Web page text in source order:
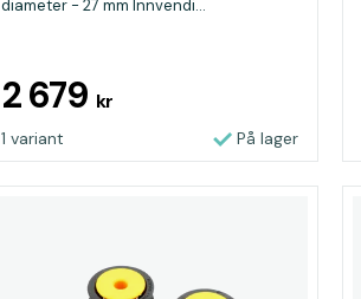
diameter - 27 mm Innvendi...
2 679 kr
1 variant På lager